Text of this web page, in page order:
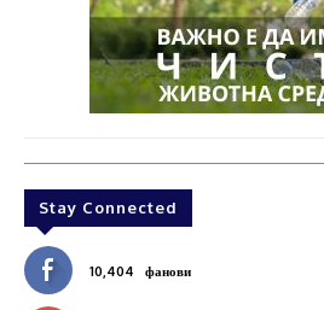
Stay Connected
10,404 фанови